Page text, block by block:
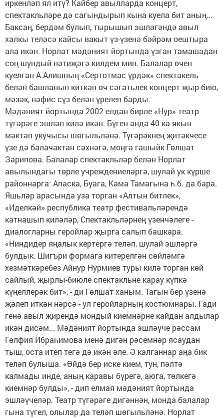
иркенләп ял итү? Кайбер авылларда концерт,
спектакльләре дә сагындырып кына куела бит аның...
Баксаң, бердәм булып, тырышып эшләгәндә авыл
халкы теләсә кайсы вакыт үз-үзенә бәйрәм оештыра
ала икән. Норлат мәдәният йортында үзган тамашадан
соң шундый нәтиҗәгә килдем мин. Балалар өчен
куелган А.Алишның «Сертотмас үрдәк» спектакель
белән башланып киткән өч сәгатьлек концерт җыр-бию,
мәзәк, нәфис сүз белән үрелеп барды.
Мәдәният йортында 2002 елдан бирле «Нур» театр
түгәрәге эшләп килә икән. Бүген анда 40 ка якын
мәктәп укучысы шөгыльләнә. Түгәрәкнең җитәкчесе
үзе дә балачактан сәхнәгә, моңга гашыйк Гөлшат
Зарипова. Балалар спектакльләр белән Норлат
авылындагы төрле учреждениеләргә, шулай ук күрше
районнарга: Апаска, Буага, Кама Тамагына һ.б. да бара.
Яшьләр арасында уза торган «Алтын битлек»,
«Иделкәй» республика театр фестивальләрендә
катнашып киләләр, Спектакльләрнең үзенчәлеге -
диалогларны геройлар җырга салып башкара.
«Ниндидер яңалык кертергә теләп, шулай эшләргә
булдык. Шигъри формага китерелгән сөйләмгә
хезмәткәребез Айнур Нурмиев туры килә торган көй
сайлый, җырлы-биюле спектакльне карау күпкә
күңеллерәк бит», - ди Гөлшат ханым. Тагын бер үзенә
җәлеп иткән нәрсә - ул геройларның костюмнары. Гади
генә авыл җирендә мондый киемнәрне кайдан алдылар
икән дисәм... Мәдәният йортында эшләүче рәссам
Гөлфия Ибраһимова менә дигән рәсемнәр ясаудан
тыш, оста итеп тегә дә икән әле. Ә калганнар аңа бик
теләп булыша. «Өйдә бер иске кием, тун, пәлтә
калмады инде, аның каравы бүрегә, аюга, төлкегә
киемнәр булды», - дип елмая мәдәният йортында
эшләүчеләр. Театр түгәрәге дигәннән, монда балалар
гына түгел, олылар да теләп шөгыльләнә. Норлат